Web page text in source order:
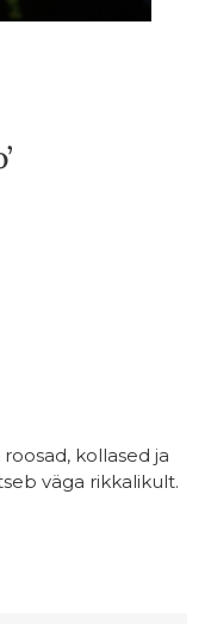
kollased ja
väga rikkalikult.